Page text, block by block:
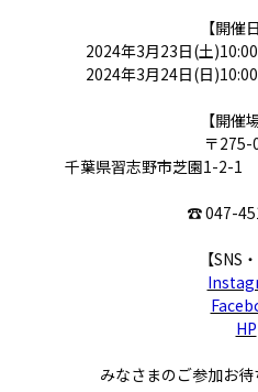
【開催
2024年3月23日(土
2024年3月24日(日)10
【開催
〒275-
千葉県習志野市芝園1-2-1
☎ 047-
【SNS
HP
みなさまのご参加お待